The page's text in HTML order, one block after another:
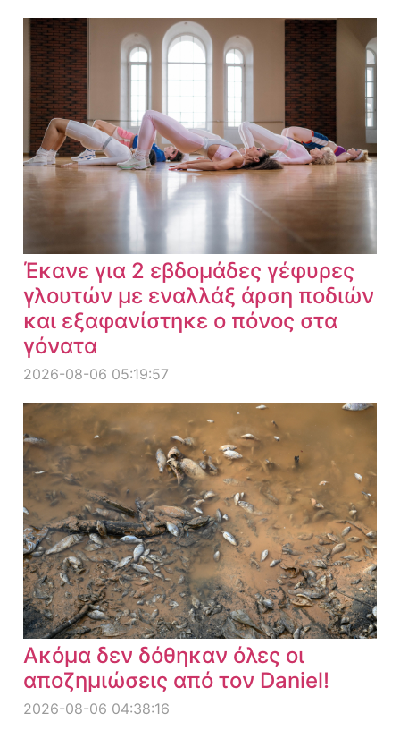
Έκανε για 2 εβδομάδες γέφυρες
γλουτών με εναλλάξ άρση ποδιών
και εξαφανίστηκε ο πόνος στα
γόνατα
2026-08-06 05:19:57
Ακόμα δεν δόθηκαν όλες οι
αποζημιώσεις από τον Daniel!
2026-08-06 04:38:16